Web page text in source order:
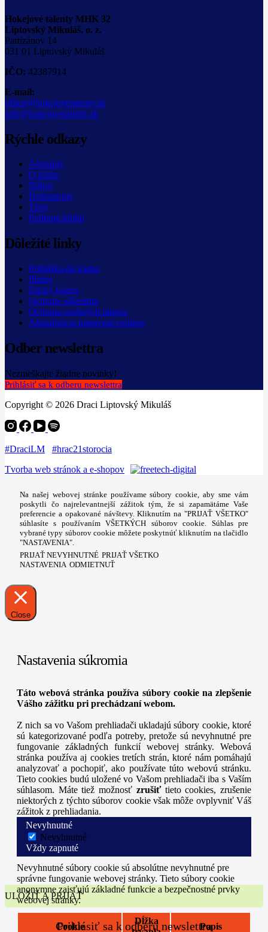
Hokejové talenty MHK 32
Liptovský Mikuláš, o. z.
Partizánov 14
031 01 Liptovský Mikuláš
IČO: 42387914
E-mail:
office@hokejovetalenty.sk
info@hokejovetalenty.sk
Rýchle odkazy
Aktuality
O klube
Nábor
Dokumenty
Tímy
Podpora klubu
Dôležité linky
Prihláška do klubu
Platby
Etický kódex
Ochrana súkromia
Ochrana osobných údajov
Aktualizácia nastavení cookies
Odber newslettra
Nezmeškajte žiadne novinky!
Prihlásiť sa k odberu newslettra
Copyright © 2026 Draci Liptovský Mikuláš
#DraciLM
#hrac21storocia
Tvorba web stránok a e-shopov
Na našej webovej stránke používame súbory cookie, aby sme vám
poskytli čo najrelevantnejší zážitok tým, že si zapamätáme Vaše
preferencie a opakované návštevy. Kliknutím na "PRIJAŤ VŠETKO"
súhlasíte s používaním VŠETKÝCH súborov cookie. Súhlas pre
vybrané typy súborov cookie môžete poskytnúť kliknutím na tlačidlo
"NASTAVENIA".
PRIJAŤ NEVYHNUTNÉ PRIJAŤ VŠETKO
NASTAVENIA ODMIETNUŤ
Close
Nastavenia súkromia
Táto webová stránka používa súbory cookie na zlepšenie
Vášho zážitku pri prechádzaní webom.
Z nich sa vo Vašom prehliadači ukladajú súbory cookie, ktoré
sú kategorizované podľa potreby, pretože sú nevyhnutné pre
fungovanie základných funkcií webovej stránky. Webová
stránka používa aj cookies tretích strán, ktoré nám pomáhajú
analyzovať a pochopiť, ako používate túto webovú stránku.
Tieto cookies budú uložené vo Vašom prehliadači iba s Vaším
súhlasom. Máte tiež možnosť zrušiťtieto cookies, zrušenie
niektorých z týchto súborov cookie však môže ovplyvniť Váš
zážitok z prehliadania.
Nevyhnutné
Nevyhnutné
Vždy zapnuté
Nevyhnutné súbory cookie sú absolútne nevyhnutné pre
správne fungovanie webovej stránky. Tieto súbory cookie
anonymne zaisťujú základné funkcie a bezpečnostné prvky
webovej stránky.
Cookie
Dĺžka
Popis
ULOŽIŤ A PRIJAŤ
Prihlásiť sa k odberu newslettra